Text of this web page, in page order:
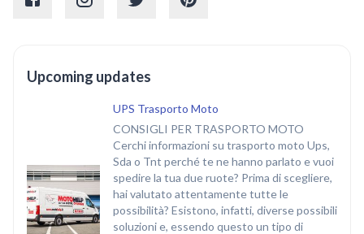
Upcoming updates
UPS Trasporto Moto
CONSIGLI PER TRASPORTO MOTO
Cerchi informazioni su trasporto moto Ups,
Sda o Tnt perché te ne hanno parlato e vuoi
spedire la tua due ruote? Prima di scegliere,
hai valutato attentamente tutte le
possibilità? Esistono, infatti, diverse possibili
soluzioni e, essendo questo un tipo di